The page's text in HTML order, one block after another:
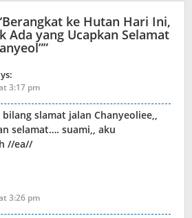
Berangkat ke Hutan Hari Ini,
Ada yang Ucapkan Selamat
”
3:17 pm
slamat jalan Chanyeoliee,,
selamat…. suami,, aku
//ea//
3:26 pm